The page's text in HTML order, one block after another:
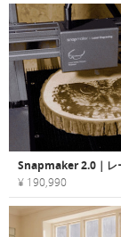
¥ 190,990